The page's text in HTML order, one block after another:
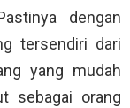
dengan
tersendiri dari
yang mudah
sebagai orang